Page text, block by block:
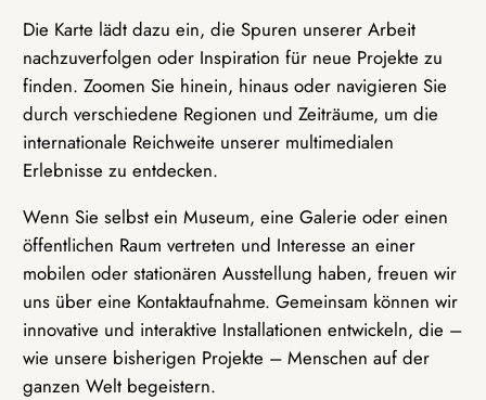
Die Karte lädt dazu ein, die Spuren unserer Arbeit
nachzuverfolgen oder Inspiration für neue Projekte zu
finden. Zoomen Sie hinein, hinaus oder navigieren Sie
durch verschiedene Regionen und Zeiträume, um die
internationale Reichweite unserer multimedialen
Erlebnisse zu entdecken.
Wenn Sie selbst ein Museum, eine Galerie oder einen
öffentlichen Raum vertreten und Interesse an einer
mobilen oder stationären Ausstellung haben, freuen wir
uns über eine Kontaktaufnahme. Gemeinsam können wir
innovative und interaktive Installationen entwickeln, die –
wie unsere bisherigen Projekte – Menschen auf der
ganzen Welt begeistern.